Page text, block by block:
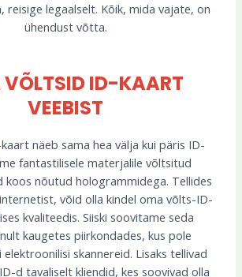
reisige legaalselt. Kõik, mida vajate, on
ühendust võtta.
VÕLTSID ID-KAART
VEEBIST
näeb sama hea välja kui päris ID-
fantastilisele materjalile võltsitud
koos nõutud hologrammidega. Tellides
võid olla kindel oma võlts-ID-
kvaliteedis. Siiski soovitame seda
kaugetes piirkondades, kus pole
skannereid. Lisaks tellivad
d tavaliselt kliendid, kes soovivad olla